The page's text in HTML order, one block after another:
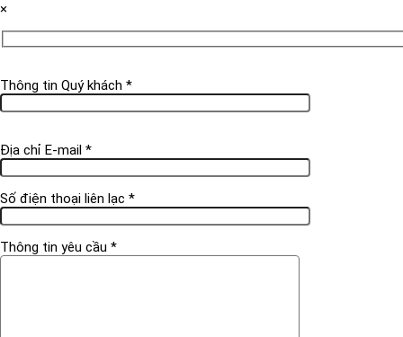
×
Thông tin Quý khách *
Địa chỉ E-mail *
Số điện thoại liên lạc *
Thông tin yêu cầu *